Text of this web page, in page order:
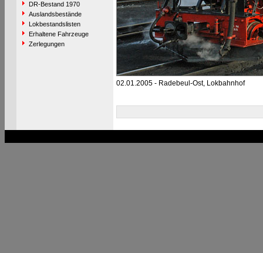
DR-Bestand 1970
Auslandsbestände
Lokbestandslisten
Erhaltene Fahrzeuge
Zerlegungen
02.01.2005 - Radebeul-Ost, Lokbahnhof